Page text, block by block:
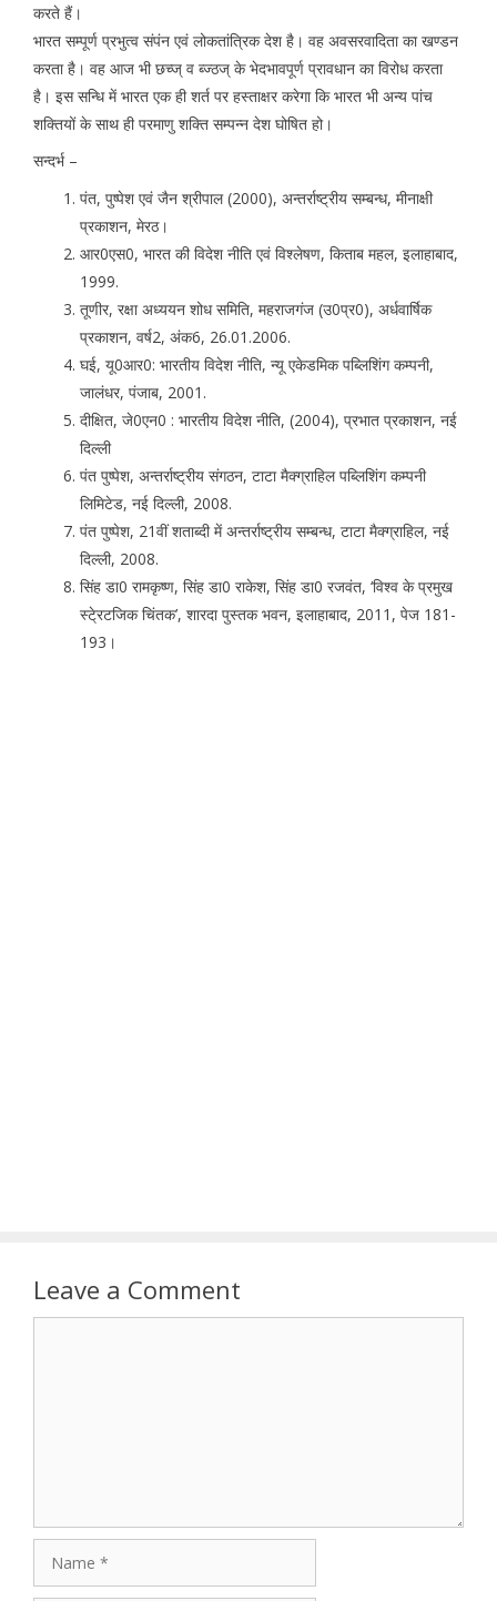
करते हैं।
भारत सम्पूर्ण प्रभुत्व संपंन एवं लोकतांत्रिक देश है। वह अवसरवादिता का खण्डन
करता है। वह आज भी छच्ज् व ब्ज्ठज् के भेदभावपूर्ण प्रावधान का विरोध करता
है। इस सन्धि में भारत एक ही शर्त पर हस्ताक्षर करेगा कि भारत भी अन्य पांच
शक्तियों के साथ ही परमाणु शक्ति सम्पन्न देश घोषित हो।
सन्दर्भ –
पंत, पुष्पेश एवं जैन श्रीपाल (2000), अन्तर्राष्ट्रीय सम्बन्ध, मीनाक्षी
प्रकाशन, मेरठ।
आर0एस0, भारत की विदेश नीति एवं विश्लेषण, किताब महल, इलाहाबाद,
1999.
तूणीर, रक्षा अध्ययन शोध समिति, महराजगंज (उ0प्र0), अर्धवार्षिक
प्रकाशन, वर्ष2, अंक6, 26.01.2006.
घई, यू0आर0: भारतीय विदेश नीति, न्यू एकेडमिक पब्लिशिंग कम्पनी,
जालंधर, पंजाब, 2001.
दीक्षित, जे0एन0 : भारतीय विदेश नीति, (2004), प्रभात प्रकाशन, नई
दिल्ली
पंत पुष्पेश, अन्तर्राष्ट्रीय संगठन, टाटा मैक्ग्राहिल पब्लिशिंग कम्पनी
लिमिटेड, नई दिल्ली, 2008.
पंत पुष्पेश, 21वीं शताब्दी में अन्तर्राष्ट्रीय सम्बन्ध, टाटा मैक्ग्राहिल, नई
दिल्ली, 2008.
सिंह डा0 रामकृष्ण, सिंह डा0 राकेश, सिंह डा0 रजवंत, ‘विश्व के प्रमुख
स्टे्रटजिक चिंतक’, शारदा पुस्तक भवन, इलाहाबाद, 2011, पेज 181-
193।
Leave a Comment